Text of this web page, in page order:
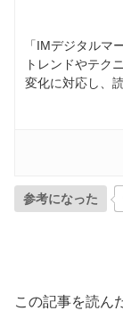
「IMデジタルマ
トレンドやテク
変化に対応し、
参考になった
この記事を読ん